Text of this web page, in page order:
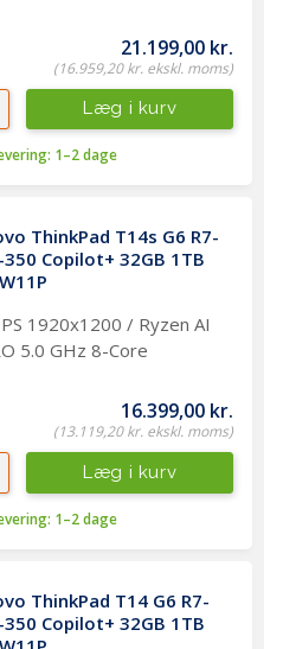
21.199,00 kr.
(16.959,20 kr. ekskl. moms)
1–2 dage
Læg i kurv
ThinkPad T14s G6 R7-
350 Copilot+ 32GB 1TB
1920x1200 / Ryzen AI
5.0 GHz 8-Core
16.399,00 kr.
(13.119,20 kr. ekskl. moms)
1–2 dage
Læg i kurv
ThinkPad T14 G6 R7-
350 Copilot+ 32GB 1TB